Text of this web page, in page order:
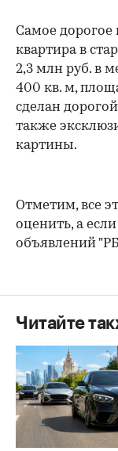
Самое
квартира в
2,3 млн руб. в
400 кв. м,
сделан
также
картины.
Отметим, все
оценить, а
объявлений
Читайте